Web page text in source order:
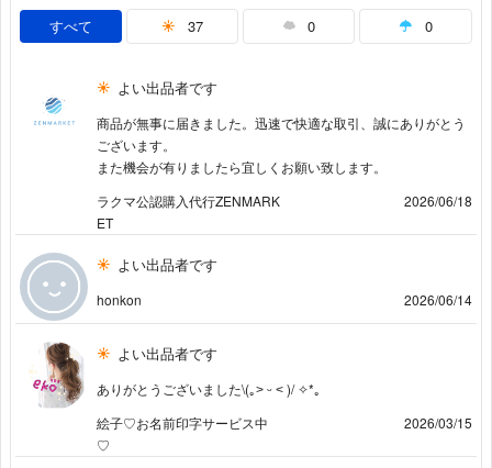
すべて 37 0 0
よい出品者です
商品が無事に届きました。迅速で快適な取引、誠にありがとう
ございます。
また機会が有りましたら宜しくお願い致します。
ラクマ公認購入代行ZENMARK
ET
2026/06/18
よい出品者です
honkon 2026/06/14
よい出品者です
ありがとうございました\(｡˃ ᵕ ˂ )/ ✧*｡
絵子♡お名前印字サービス中
♡
2026/03/15